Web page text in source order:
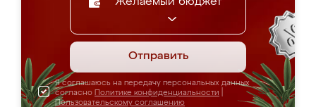
Отправить
Я соглашаюсь на передачу персональных данных
согласно Политике конфиденциальности
Пользовательскому соглашению